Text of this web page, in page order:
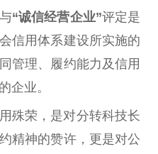
与“诚信经营企业”评定是
信用体系建设所实施的
管理、履约能力及信用
企业。
殊荣，是对分转科技长
精神的赞许，更是对公